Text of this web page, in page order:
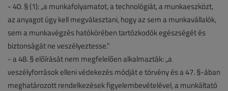
- 40. § (1): „a munkafolyamatot, a technológiát, a munkaeszközt,
az anyagot úgy kell megválasztani, hogy az sem a munkavállalók,
sem a munkavégzés hatókörében tartózkodók egészségét és
biztonságát ne veszélyeztesse.”
- a 48. § előírását nem megfelelően alkalmazták: „a
veszélyforrások elleni védekezés módját e törvény és a 47. §-ában
meghatározott rendelkezések figyelembevételével, a munkáltató